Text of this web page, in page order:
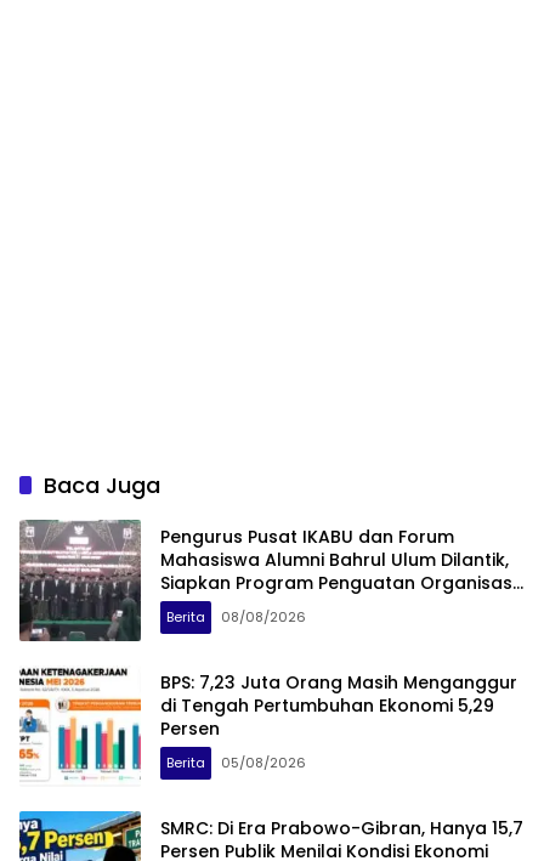
Baca Juga
Pengurus Pusat IKABU dan Forum
Mahasiswa Alumni Bahrul Ulum Dilantik,
Siapkan Program Penguatan Organisasi
dan Ekonomi
Berita 08/08/2026
BPS: 7,23 Juta Orang Masih Menganggur
di Tengah Pertumbuhan Ekonomi 5,29
Persen
Berita 05/08/2026
SMRC: Di Era Prabowo-Gibran, Hanya 15,7
Persen Publik Menilai Kondisi Ekonomi